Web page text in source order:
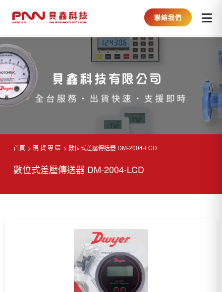
聯絡我們
首頁 現 貨 專 區 數位式差壓傳送器 DM-2004-LCD
數位式差壓傳送器 DM-2004-LCD